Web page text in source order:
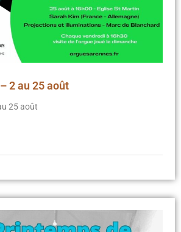
2 au 25 août
25 août